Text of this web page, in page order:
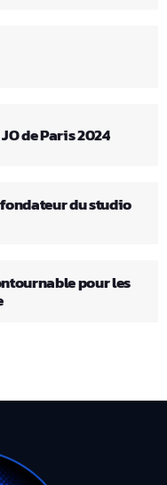
de Paris 2024
du studio
pour les